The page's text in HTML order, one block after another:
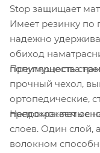
Stop защищает
Имеет резинку
надежно
обиход
популярность
прочный чехол,
ортопедические,
Непромокаемые
слоев. Один слой,
волокном
Преимущества
предохраняет